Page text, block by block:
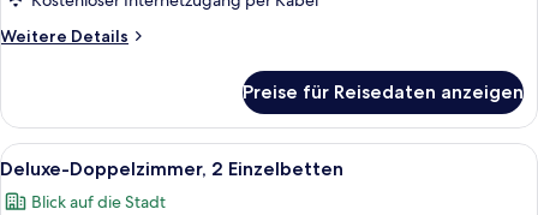
Weitere Details
Weitere
Doppelzimmer,
1 King-
Bett
Preise für Reisedaten anzeigen
Alle
Fotos
Ein Hotelzimmer mit einem großen
12
Deluxe-Doppelzimmer, 2 Einzelbetten
Blick auf die Stadt